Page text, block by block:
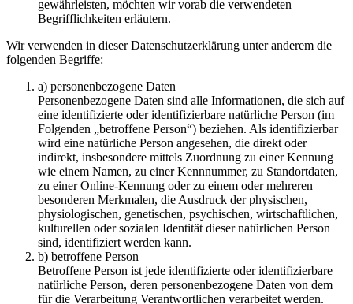
gewährleisten, möchten wir vorab die verwendeten
Begrifflichkeiten erläutern.
Wir verwenden in dieser Datenschutzerklärung unter anderem die
folgenden Begriffe:
a) personenbezogene Daten
Personenbezogene Daten sind alle Informationen, die sich auf
eine identifizierte oder identifizierbare natürliche Person (im
Folgenden „betroffene Person“) beziehen. Als identifizierbar
wird eine natürliche Person angesehen, die direkt oder
indirekt, insbesondere mittels Zuordnung zu einer Kennung
wie einem Namen, zu einer Kennnummer, zu Standortdaten,
zu einer Online-Kennung oder zu einem oder mehreren
besonderen Merkmalen, die Ausdruck der physischen,
physiologischen, genetischen, psychischen, wirtschaftlichen,
kulturellen oder sozialen Identität dieser natürlichen Person
sind, identifiziert werden kann.
b) betroffene Person
Betroffene Person ist jede identifizierte oder identifizierbare
natürliche Person, deren personenbezogene Daten von dem
für die Verarbeitung Verantwortlichen verarbeitet werden.